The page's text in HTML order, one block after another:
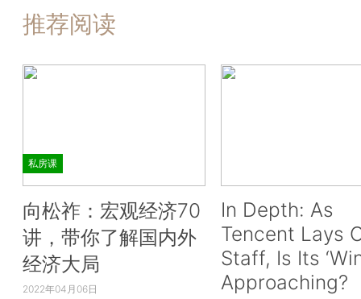
推荐阅读
私房课
向松祚：宏观经济70
讲，带你了解国内外
经济大局
2022年04月06日
In Depth: As
Tencent Lays
Staff, Is Its
Approaching?